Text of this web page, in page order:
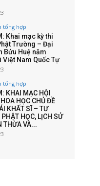
tổng hợp
Khai mạc kỳ thi
Trường – Đại
Bửu Huệ năm
Việt Nam Quốc Tự
tổng hợp
KHAI MẠC HỘI
HỌC CHỦ ĐỀ
KHẤT SĨ – TƯ
HỌC, LỊCH SỬ
THỪA VÀ...